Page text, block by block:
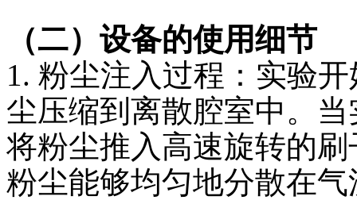
（二）设备的使用细节
1. 粉尘注入过程：实验
尘压缩到离散腔室中。
将粉尘推入高速旋转的
粉尘能够均匀地分散在